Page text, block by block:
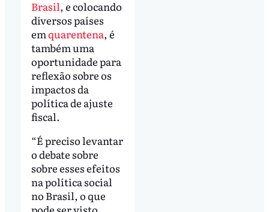
Brasil, e colocando
diversos países
emquarentena, é
também uma
oportunidade para
reflexão sobre os
impactos da
política de ajuste
fiscal.
“É preciso levantar
o debate sobre
sobre esses efeitos
na política social
no Brasil, o que